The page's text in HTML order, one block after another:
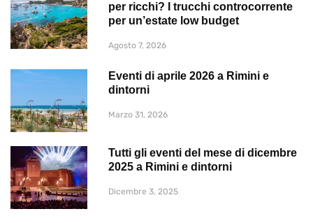
per ricchi? I trucchi controcorrente
per un’estate low budget
Agosto 7, 2026
Eventi di aprile 2026 a Rimini e
dintorni
Marzo 31, 2026
Tutti gli eventi del mese di dicembre
2025 a Rimini e dintorni
Dicembre 3, 2025